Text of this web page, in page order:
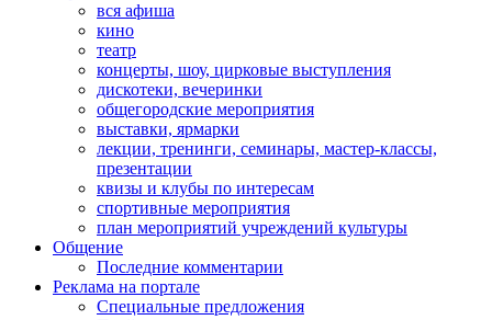
вся афиша
кино
театр
концерты, шоу, цирковые выступления
дискотеки, вечеринки
общегородские мероприятия
выставки, ярмарки
лекции, тренинги, семинары, мастер-классы,
презентации
квизы и клубы по интересам
спортивные мероприятия
план мероприятий учреждений культуры
Общение
Последние комментарии
Реклама на портале
Специальные предложения